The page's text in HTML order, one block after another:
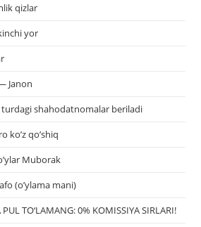
qizlar
yor
Janon
shahodatnomalar beriladi
ko’z qo’shiq
Muborak
(o’ylama mani)
TO‘LAMANG: 0% KOMISSIYA SIRLARI!